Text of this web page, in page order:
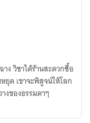
ง วิชาได้ร้านสะดวกซื้อ
ยุด เขาจะพิสูจน์ให้โลก
งของธรรมดาๆ